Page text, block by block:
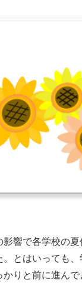
響で各学校の
とはいっても
りと前に進んで